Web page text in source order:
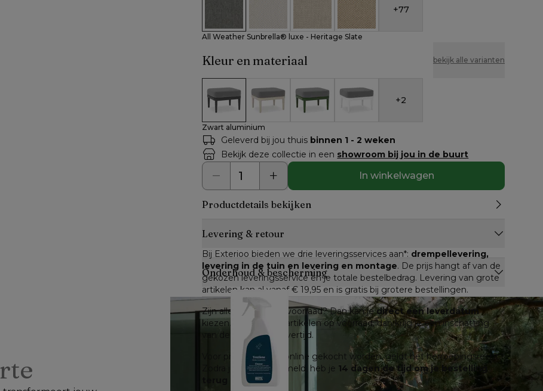
All Weather Sunbrella® luxe - Heritage Slate
All Weather Cosytica - Althea Off White
All Weather Cosytica - Althea Chalk
All Weather Cosytica - Althea Camel
+77
All Weather Sunbrella® luxe - Heritage Slate
Kleur en materiaal bekijk alle varianten
Zwart aluminiumBeige aluminiumGroen aluminiumWit aluminium
+2
Zwart aluminium
Geleverd bij jou thuis binnen 1 - 2 weken
Bekijk deze collectie in een showroom bij jou in de buurt
In winkelwagen
Productdetails bekijken
Levering & retour
Bij Exterioo bieden we drie leveringsservices aan*: drempellevering,
levering in de tuin en levering en montage. De prijs hangt af van de
gekozen leveringsservice en je totale bestelbedrag. Levering van grote
artikelen kan al vanaf € 19,95 en is gratis bij grotere bestellingen.
Zijn alle artikelen op voorraad? Dan kan je direct een leverdatum
kiezen. Zijn niet alle artikelen op voorraad, dan krijg je een inschatting
van de verwachte levertijd.
Voor producten die online gekocht worden, geldt het herroepingsrecht.
Zodra je dit hebt gemeld, heb je 14 dagen de tijd om je bestelling
terug te sturen
Onderhoud & bescherming